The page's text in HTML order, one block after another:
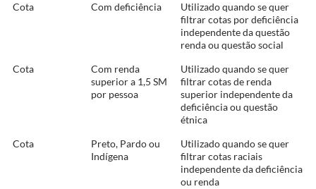
Cota
Com deficiência
Utilizado quando se quer
filtrar cotas por deficiência
independente da questão
renda ou questão social
Cota
Com renda
superior a 1,5 SM
por pessoa
Utilizado quando se quer
filtrar cotas de renda
superior independente da
deficiência ou questão
étnica
Cota
Preto, Pardo ou
Indígena
Utilizado quando se quer
filtrar cotas raciais
independente da deficiência
ou renda